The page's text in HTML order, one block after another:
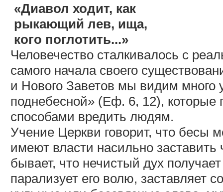
«Диавол ходит, как
рыкающий лев, ища,
кого поглотить...»
Человечество сталкивалось с
самого начала своего
и Нового Заветов мы видим много
поднебесной» (Еф. 6, 12), которые
способами вредить людям.
Учение Церкви говорит, что бесы
имеют власти насильно
бывает, что нечистый дух
парализует его волю, заставляет